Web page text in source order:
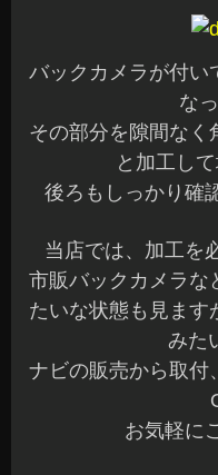
バックカメラが付い
な
その部分を隙間なく
と加工し
後ろもしっかり確
当店では、加工を
市販バックカメラ
たいな状態も見ます
みた
ナビの販売から取付
お気軽に